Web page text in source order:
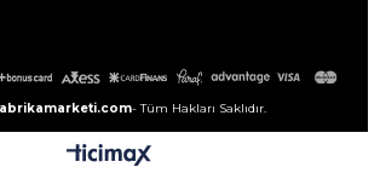
- Tüm Hakları Saklıdır.